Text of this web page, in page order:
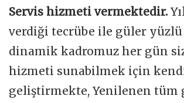
Servis hizmeti vermektedir.
verdiği tecrübe ile güler yüzlü
dinamik kadromuz her gün
hizmeti sunabilmek için
geliştirmekte, Yenilenen tüm